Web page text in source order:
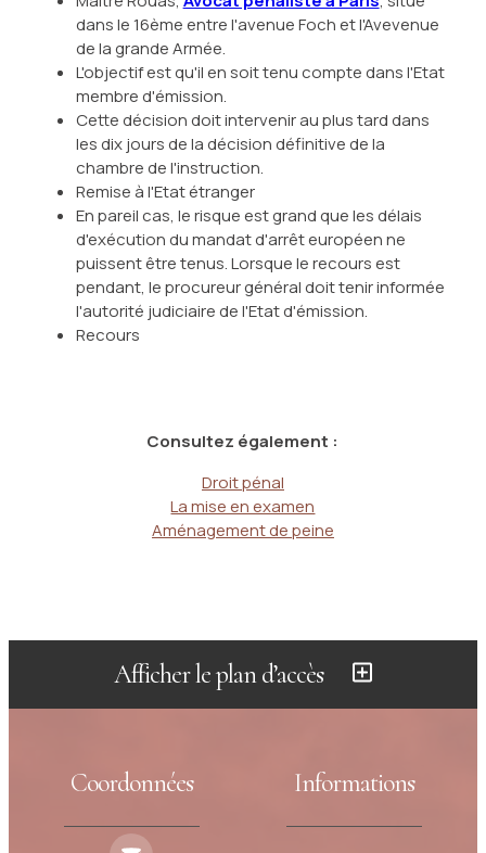
dans le 16ème entre l'avenue Foch et l'Avevenue
de la grande Armée.
L'objectif est qu'il en soit tenu compte dans l'Etat
membre d'émission.
Cette décision doit intervenir au plus tard dans
les dix jours de la décision définitive de la
chambre de l'instruction.
Remise à l'Etat étranger
En pareil cas, le risque est grand que les délais
d'exécution du mandat d'arrêt européen ne
puissent être tenus. Lorsque le recours est
pendant, le procureur général doit tenir informée
l'autorité judiciaire de l'Etat d'émission.
Recours
Consultez également :
Droit pénal
La mise en examen
Aménagement de peine
Afficher le plan d’accès
Coordonnées Informations